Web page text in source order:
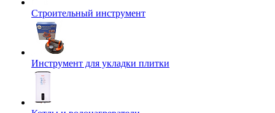
Строительный инструмент
Инструмент для укладки плитки